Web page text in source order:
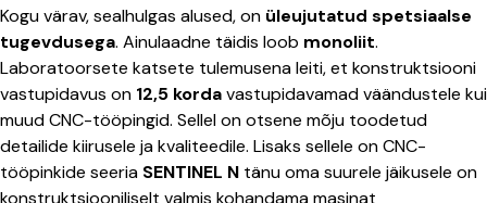
Kogu värav, sealhulgas alused, on üleujutatud spetsiaalse
tugevdusega. Ainulaadne täidis loob monoliit.
Laboratoorsete katsete tulemusena leiti, et konstruktsiooni
vastupidavus on 12,5 kordavastupidavamad väändustele kui
muud CNC-tööpingid. Sellel on otsene mõju toodetud
detailide kiirusele ja kvaliteedile. Lisaks sellele on CNC-
tööpinkide seeria SENTINEL N tänu oma suurele jäikusele on
konstruktsiooniliselt valmis kohandama masinat